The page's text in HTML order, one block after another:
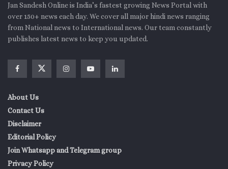
Jan Sandesh Online is India’s fastest growing News Portal with
over 150+ news each day. We cover all major hindi news ranging
from National news to International news. Our team constantly
publishes latest news to keep you updated.
About Us
Contact Us
Disclaimer
Editorial Policy
Join Whatsapp and Telegram group
Privacy Policy